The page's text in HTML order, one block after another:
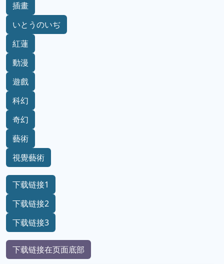
插畫
いとうのいぢ
紅蓮
動漫
遊戲
科幻
奇幻
藝術
視覺藝術
下载链接1
下载链接2
下载链接3
下载链接在页面底部